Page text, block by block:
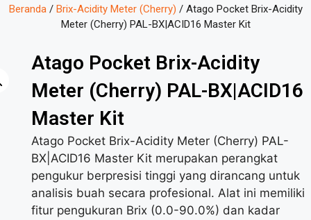
Beranda/ Brix-Acidity Meter (Cherry) / Atago Pocket Brix-Acidity
Meter (Cherry) PAL-BX|ACID16 Master Kit
Atago Pocket Brix-Acidity
Meter (Cherry) PAL-BX|ACID16
Master Kit
Atago Pocket Brix-Acidity Meter (Cherry) PAL-
BX|ACID16 Master Kit merupakan perangkat
pengukur berpresisi tinggi yang dirancang untuk
analisis buah secara profesional. Alat ini memiliki
fitur pengukuran Brix (0.0-90.0%) dan kadar